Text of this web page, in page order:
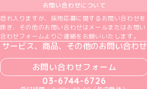
お問い合わせについて
恐れ入りますが、採用応募に関するお問い合わせを
除き、その他のお問い合わせはメールまたはお問い
合わせフォームよりご連絡をお願いいたします。
サービス、商品、その他のお問い合わせ
お問い合わせフォーム
03-6744-6726